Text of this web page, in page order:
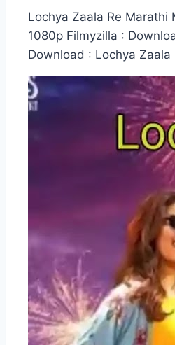
Lochya Zaala Re Marathi
1080p Filmyzilla :
Download : Lochya